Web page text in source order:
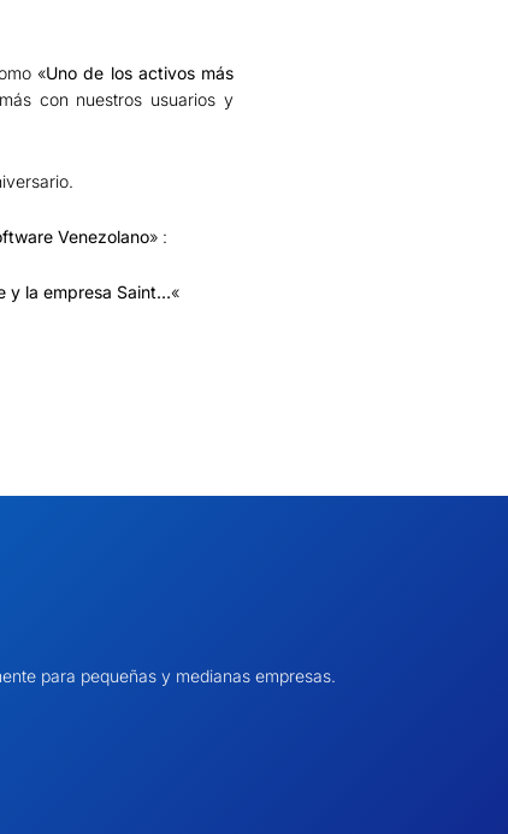
«Uno de los activos más
con nuestros usuarios y
Venezolano» :
y la empresa Saint…«
para pequeñas y medianas empresas.